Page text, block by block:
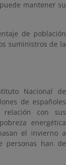
mantener su
de población
suministros de la
Nacional de
de españoles
relación con sus
energética
el invierno a
personas han de